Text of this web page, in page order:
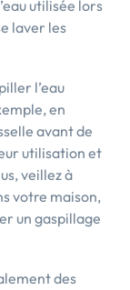
utilisée lors
laver les
l’eau
en
avant de
utilisation et
veillez à
votre maison,
un gaspillage
des